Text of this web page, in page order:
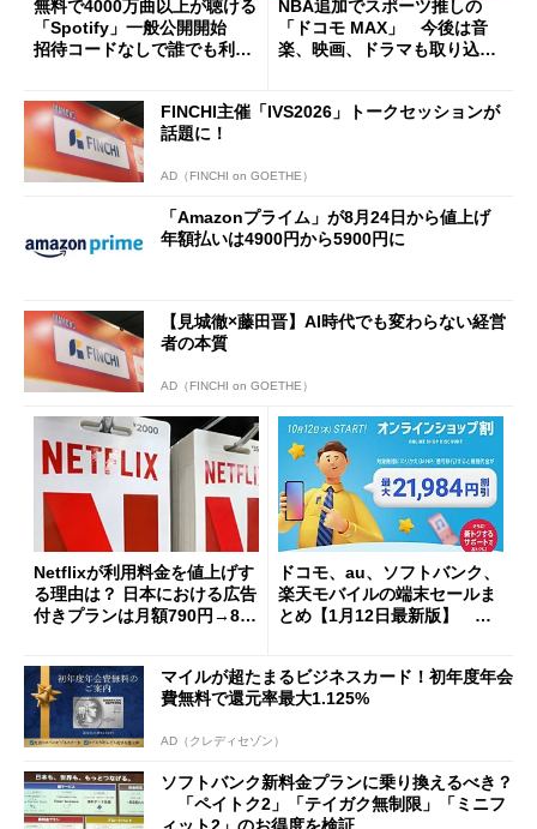
無料で4000万曲以上が聴ける
「Spotify」一般公開開始
招待コードなしで誰でも利用
NBA追加でスポーツ推しの
「ドコモ MAX」 今後は音
楽、映画、ドラマも取り込
FINCHI主催「IVS2026」トークセッションが
話題に！
AD（FINCHI on GOETHE）
「Amazonプライム」が8月24日から値上げ
年額払いは4900円から5900円に
【見城徹×藤田晋】AI時代でも変わらない経営
者の本質
AD（FINCHI on GOETHE）
Netflixが利用料金を値上げす
る理由は？ 日本における広告
付きプランは月額790円→890
ドコモ、au、ソフトバンク、
楽天モバイルの端末セールま
とめ【1月12日最新版】 最
マイルが超たまるビジネスカード！初年度年会
費無料で還元率最大1.125%
AD（クレディセゾン）
ソフトバンク新料金プランに乗り換えるべき？
「ペイトク2」「テイガク無制限」「ミニフ